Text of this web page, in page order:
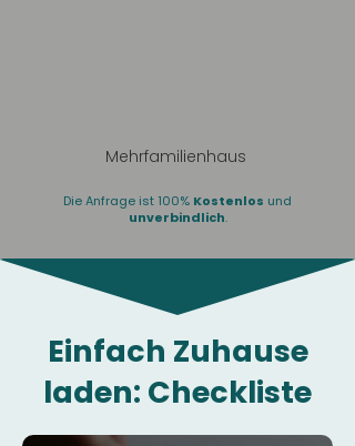
Mehrfamilienhaus
Die Anfrage ist 100% Kostenlos und
unverbindlich.
Einfach Zuhause
laden: Checkliste